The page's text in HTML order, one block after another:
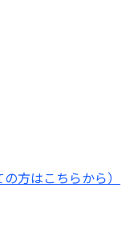
方はこちらから）